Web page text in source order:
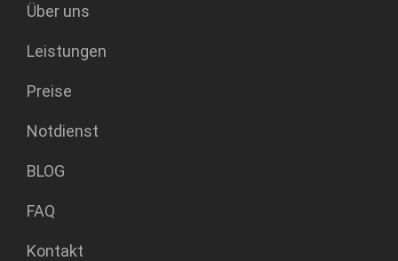
Über uns
Leistungen
Preise
Notdienst
BLOG
FAQ
Kontakt